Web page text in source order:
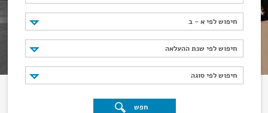
חיפוש לפי א - ב
חיפוש לפי א - ב
חיפוש לפי שנת ההעלאה
חיפוש לפי שנת ההעלאה
חיפוש לפי סוגה
חיפוש לפי סוגה
חפש